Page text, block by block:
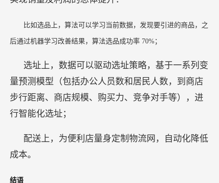
比如选品上，算法可以学习当前数据，发现要引进的商品，之
后通过机器学习改善结果，算法选品成功率 70%；
选址上，数据可以驱动选址策略，基于一系列变
量预测模型（包括办公人员数和居民人数，到商店
步行距离、商店规模、购买力、竞争对手等），进
行智能化选址；
配送上，为便利店量身定制物流网，自动化降低
成本。
结语